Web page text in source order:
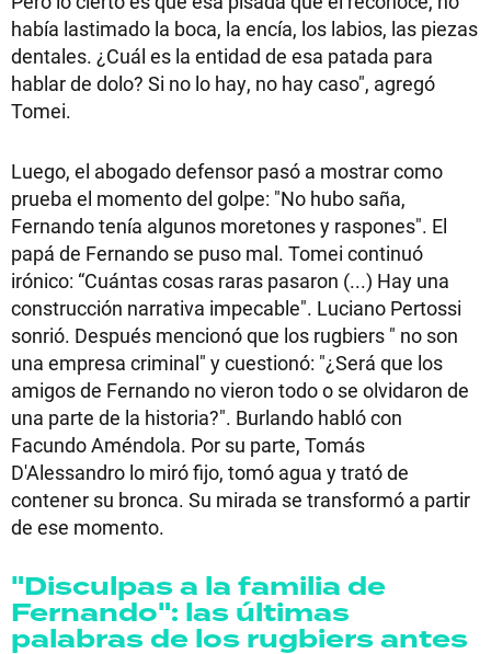
había lastimado la boca, la encía, los labios, las piezas
dentales. ¿Cuál es la entidad de esa patada para
hablar de dolo? Si no lo hay, no hay caso", agregó
Tomei.
Luego, el abogado defensor pasó a mostrar como
prueba el momento del golpe: "No hubo saña,
Fernando tenía algunos moretones y raspones". El
papá de Fernando se puso mal. Tomei continuó
irónico: “Cuántas cosas raras pasaron (...) Hay una
construcción narrativa impecable". Luciano Pertossi
sonrió. Después mencionó que los rugbiers " no son
una empresa criminal" y cuestionó: "¿Será que los
amigos de Fernando no vieron todo o se olvidaron de
una parte de la historia?". Burlando habló con
Facundo Améndola. Por su parte, Tomás
D'Alessandro lo miró fijo, tomó agua y trató de
contener su bronca. Su mirada se transformó a partir
de ese momento.
"Disculpas a la familia de
Fernando": las últimas
palabras de los rugbiers antes